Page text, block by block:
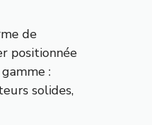
de
positionnée
:
solides,